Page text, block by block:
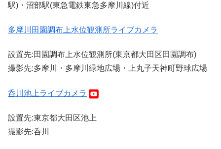
駅)・沼部駅(東急電鉄東急多摩川線)付近
多摩川田園調布上水位観測所ライブカメラ
設置先:田園調布上水位観測所(東京都大田区田園調布)
撮影先:多摩川・多摩川緑地広場・上丸子天神町野球広場
呑川池上ライブカメラ
設置先:東京都大田区池上
撮影先:呑川